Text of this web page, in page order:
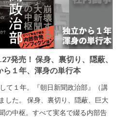
発売！ 保身、裏切り、隠蔽、
ら１年、渾身の単行本
て１年。『朝日新聞政治部』（講
した。 保身、裏切り、隠蔽、巨大
の中枢。すべて実名で綴る内部告